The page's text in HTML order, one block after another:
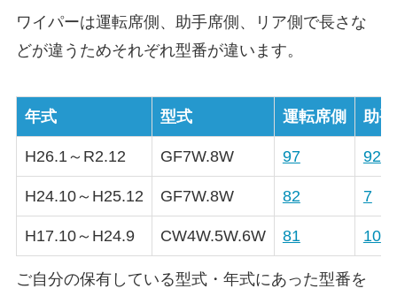
ワイパーは運転席側、助手席側、リア側で長さな
どが違うためそれぞれ型番が違います。
年式 型式 運転席側 助
H26.1～R2.12 GF7W.8W 97 92
H24.10～H25.12 GF7W.8W 82 7
H17.10～H24.9 CW4W.5W.6W 81 10
ご自分の保有している型式・年式にあった型番を